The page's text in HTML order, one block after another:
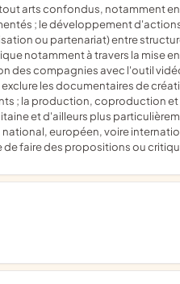
arts confondus, notamment
; le développement
ou partenariat) entre
notamment à travers la mise
des compagnies avec l'outil
les documentaires de
; la production, coproduction et
et d'ailleurs plus
européen, voire
de faire des propositions ou